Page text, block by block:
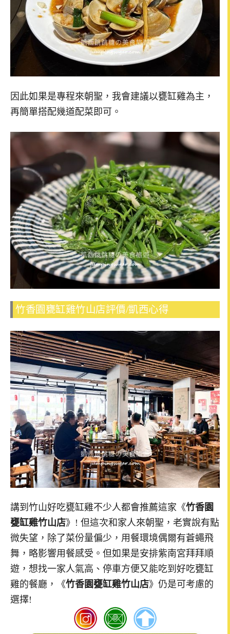
因此如果是專程來朝聖，我會建議以甕缸雞為主，
再簡單搭配幾道配菜即可。
竹香園甕缸雞竹山店評價/凱西心得
講到竹山好吃甕缸雞不少人都會推薦這家《竹香園
甕缸雞竹山店》! 但這次和家人來朝聖，老實說有點
微失望，除了菜份量偏少，用餐環境偶爾有蒼蠅飛
舞，略影響用餐感受。但如果是安排紫南宮拜拜順
遊，想找一家人氣高、停車方便又能吃到好吃甕缸
雞的餐廳，《竹香園甕缸雞竹山店》仍是可考慮的
選擇!